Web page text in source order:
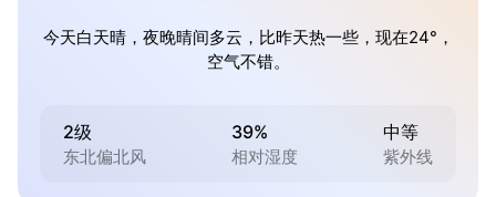
今天白天晴，夜晚晴间多云，比昨天热一些，现在24°，
空气不错。
2级
东北偏北风
39%
相对湿度
中等
紫外线